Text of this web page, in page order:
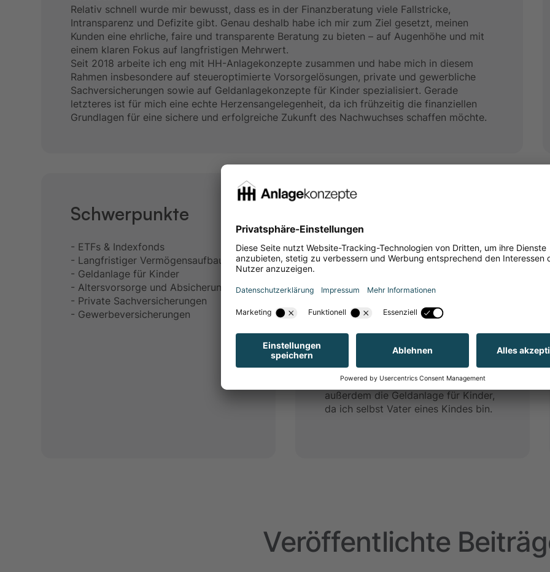
Relativ schnell wurde mir bewusst, dass es in der Finanzberatung viele Fallstricke,
Intransparenz und Defizite gibt. Genau deshalb habe ich mir zum Ziel gesetzt, meinen
Kunden eine ehrliche, faire und transparente Beratung zu bieten – auf Augenhöhe und mit
einem klaren Fokus auf langfristigen Mehrwert.
Seit 2018 arbeite ich eng mit HH-Anlagekonzepte zusammen und habe mich in diesem
Rahmen insbesondere auf steueroptimierte Vorsorgelösungen, private und gewerbliche
Sachversicherungen sowie auf Geldanlagekonzepte für Kinder spezialisiert. Gerade
letzteres ist für mich eine echte Herzensangelegenheit, da ich frühzeitig die finanziellen
Grundlagen für eine sichere und erfolgreiche Zukunft des Nachwuchses schaffen möchte.
Schwerpunkte
- ETFs & Indexfonds
- Langfristiger Vermögensaufbau
- Geldanlage für Kinder
- Altersvorsorge und Absicherung
- Private Sachversicherungen
- Gewerbeversicherungen
Seit acht Jahren arbeite ich mit
Leidenschaft in der Finanzbranche,
Investmentbereich. Mir ist wichtig,
Preis-Leistungs-Verhältnis mit
Strategien, die für jeden
Privatanleger realistisch umsetzbar
sind. Ein Herzensthema von mir ist
außerdem die Geldanlage für Kinder,
da ich selbst Vater eines Kindes bin.
Veröffentlichte